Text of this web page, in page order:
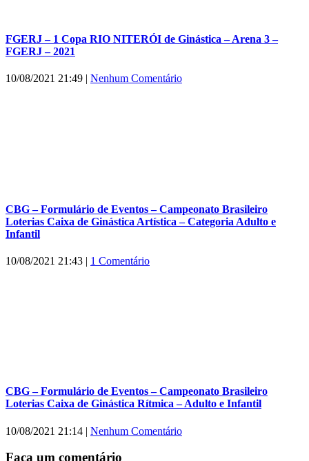
FGERJ – 1 Copa RIO NITERÓI de Ginástica – Arena 3 –
FGERJ – 2021
10/08/2021 21:49 Nenhum Comentário
CBG – Formulário de Eventos – Campeonato Brasileiro
Loterias Caixa de Ginástica Artística – Categoria Adulto e
Infantil
10/08/2021 21:43 | 1 Comentário
CBG – Formulário de Eventos – Campeonato Brasileiro
Loterias Caixa de Ginástica Rítmica – Adulto e Infantil
10/08/2021 21:14 | Nenhum Comentário
Faça um comentário